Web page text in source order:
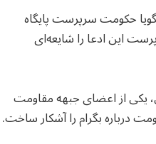
حکومت سرپرست پایگاه
این ادعا را شایعه‌ای
یکی از اعضای جبهه مقاومت
درباره بگرام را آشکار ساخت.